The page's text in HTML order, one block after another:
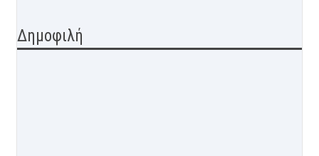
Δημοφιλή